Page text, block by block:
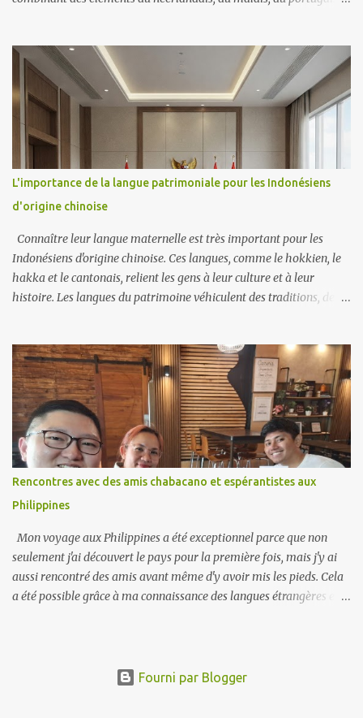
grammaire et son vocabulaire simples. Il sert d’identifiant culturel
pour de nombreux Sud-Africains, en particulier pour la
communauté afrikaner. Malgré son histoire controversée pendant
l'apartheid, l'afrikaans demeure une langue dynamique utilisée
dans la littérature, les médias et l'éducation, reflétant le patrimoine
diversifié du pays. J'avais des camarades de classe afrikaners à
l'université, mais je ne connaissais pas leur langue. Je pensais qu'ils
parlaient néerlandais. Ce n'est que lorsque j'ai appris le néerlandais
que j'ai commencé à réaliser que leur l...
L'importance de la langue patrimoniale pour les Indonésiens
d'origine chinoise
Connaître leur langue maternelle est très important pour les
Indonésiens d'origine chinoise. Ces langues, comme le hokkien, le
hakka et le cantonais, relient les gens à leur culture et à leur
histoire. Les langues du patrimoine véhiculent des traditions, des
langue d'origine, ils gardent leur culture vivante. Ça aide les jeunes
générations à comprendre leurs racines et à se sentir fières de leur
identité. Lorsque leur langue maternelle n'est pas le chinois, ils ont
tendance à penser différemment des chinois. Pour de nombreuses
familles, parler une langue maternelle est une façon de se
connecter avec des parents plus âgés. Il permet aux enfants de
communiquer avec leurs grands-parents et d'en apprendre
davantage sur l'histoire de leur famille. Cela renforce les liens
familiaux et crée un sentiment d’appartenance. La société dans l...
Rencontres avec des amis chabacano et espérantistes aux
Philippines
Mon voyage aux Philippines a été exceptionnel parce que non
seulement j'ai découvert le pays pour la première fois, mais j'y ai
aussi rencontré des amis avant même d'y avoir mis les pieds. Cela
a été possible grâce à ma connaissance des langues étrangères et à
ce voyage, j'ai rencontré deux amis, l'un chabacano et l'autre
Fourni par Blogger